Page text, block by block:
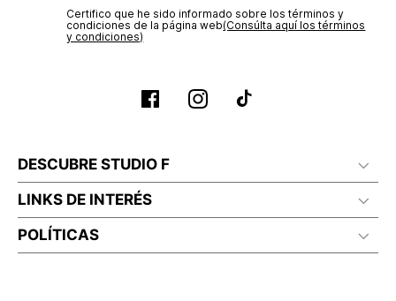
Certifico que he sido informado sobre los términos y
condiciones de la página web‎(Consúlta aquí los términos
y condiciones)
DESCUBRE STUDIO F
LINKS DE INTERÉS
POLÍTICAS